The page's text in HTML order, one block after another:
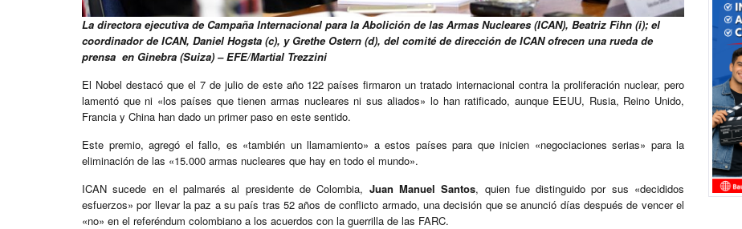
La directora ejecutiva de Campaña Internacional para la Abolición de las Armas Nucleares (ICAN), Beatriz Fihn (i); el
coordinador de ICAN, Daniel Hogsta (c), y Grethe Ostern (d), del comité de dirección de ICAN ofrecen una rueda de
prensa en Ginebra (Suiza) – EFE/Martial Trezzini
El Nobel destacó que el 7 de julio de este año 122 países firmaron un tratado internacional contra la proliferación nuclear, pero
lamentó que ni «los países que tienen armas nucleares ni sus aliados» lo han ratificado, aunque EEUU, Rusia, Reino Unido,
Francia y China han dado un primer paso en este sentido.
Este premio, agregó el fallo, es «también un llamamiento» a estos países para que inicien «negociaciones serias» para la
eliminación de las «15.000 armas nucleares que hay en todo el mundo».
ICAN sucede en el palmarés al presidente de Colombia, Juan Manuel Santos, quien fue distinguido por sus «decididos
esfuerzos» por llevar la paz a su país tras 52 años de conflicto armado, una decisión que se anunció días después de vencer el
«no» en el referéndum colombiano a los acuerdos con la guerrilla de las FARC.